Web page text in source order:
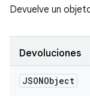
Devuelve un
Devoluciones
JSONObject